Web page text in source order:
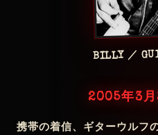
BILLY ／
2005年3
携帯の着信、ギターウルフ